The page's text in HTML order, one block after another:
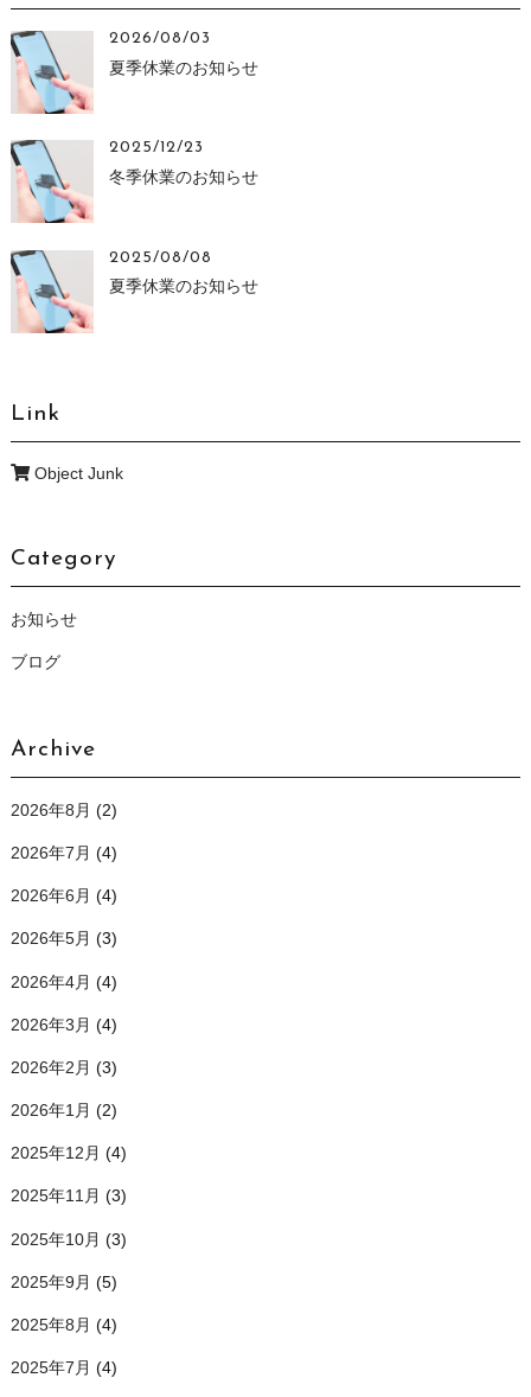
2026/08/03
夏季休業のお知らせ
2025/12/23
冬季休業のお知らせ
2025/08/08
夏季休業のお知らせ
Link
Object Junk
Category
お知らせ
ブログ
Archive
2026年8月 (2)
2026年7月 (4)
2026年6月 (4)
2026年5月 (3)
2026年4月 (4)
2026年3月 (4)
2026年2月 (3)
2026年1月 (2)
2025年12月 (4)
2025年11月 (3)
2025年10月 (3)
2025年9月 (5)
2025年8月 (4)
2025年7月 (4)